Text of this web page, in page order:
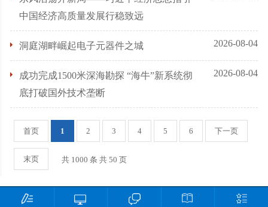
中国经济高质量发展行稳致远
洞庭湖畔崛起电子元器件之城 2026-08-04
成功完成1500米深海勘探 “海牛”新系统彻
底打破国外技术垄断
2026-08-04
首页 1 2 3 4 5 6 下一页
末页 共 1000 条 共 50 页